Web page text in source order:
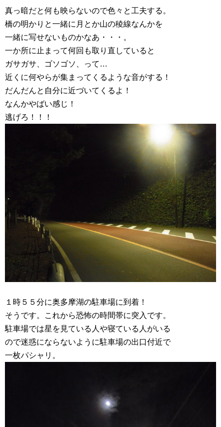
真っ暗だと何も映らないので色々と工夫する。
橋の明かりと一緒に月とか山の稜線なんかを
一緒に写せないものかなあ・・・。
一か所に止まって何回も取り直していると
ガサガサ、ゴソゴソ、って…
近くに何やらが集まってくるような音がする！
だんだんと自分に近づいてくるよ！
なんかやばい感じ！
逃げろ！！！
１時５５分に奥多摩湖の駐車場に到着！
そうです。これから恐怖の時間帯に突入です。
駐車場では星を見ている人や寝ている人がいる
ので迷惑にならないように駐車場の出口付近で
一枚パシャリ。